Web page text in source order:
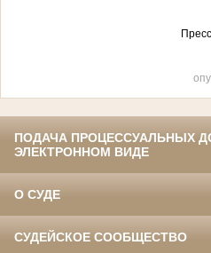
ПОДАЧА ПРОЦЕССУАЛЬНЫХ
ЭЛЕКТРОННОМ ВИДЕ
О СУДЕ
СУДЕЙСКОЕ СООБЩЕСТВО